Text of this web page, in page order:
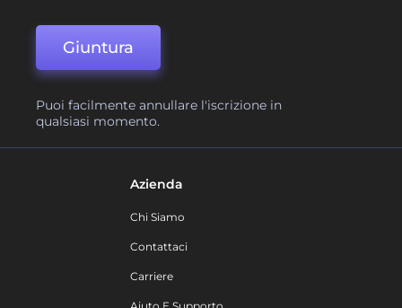
Giuntura
Puoi facilmente annullare l'iscrizione in
qualsiasi momento.
Azienda
Chi Siamo
Contattaci
Carriere